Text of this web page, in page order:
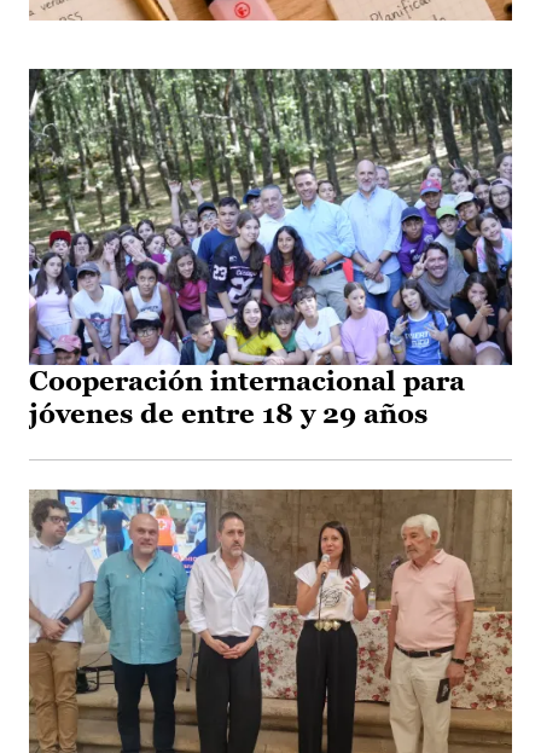
Cooperación internacional para
jóvenes de entre 18 y 29 años